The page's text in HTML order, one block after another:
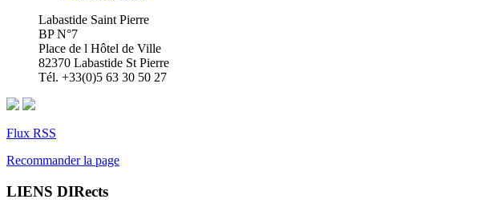
Labastide Saint Pierre
BP N°7
Place de l Hôtel de Ville
82370 Labastide St Pierre
Tél. +33(0)5 63 30 50 27
Flux RSS
Recommander la page
LIENS DIRects